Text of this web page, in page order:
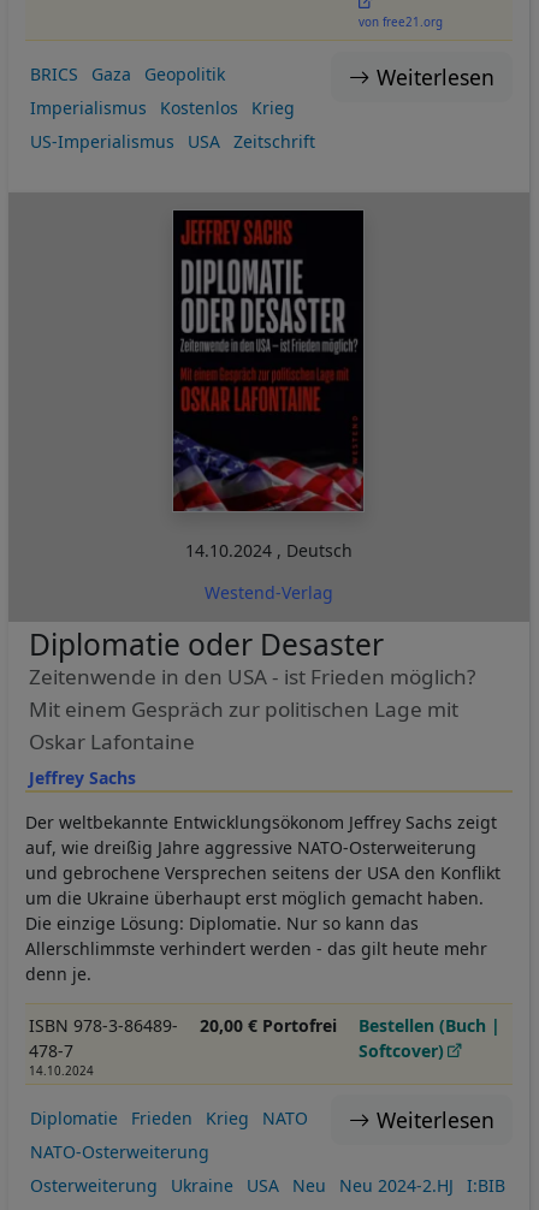
von free21.org
Weiterlesen
BRICS Gaza
Geopolitik
Imperialismus
Kostenlos
Krieg
US-Imperialismus
USA Zeitschrift
14.10.2024 , Deutsch
Westend-Verlag
Jeffrey Sachs
Diplomatie oder Desaster
Zeitenwende in den USA - ist Frieden möglich?
Mit einem Gespräch zur politischen Lage mit
Oskar Lafontaine
Der weltbekannte Entwicklungsökonom Jeffrey Sachs zeigt
auf, wie dreißig Jahre aggressive NATO-Osterweiterung
und gebrochene Versprechen seitens der USA den Konflikt
um die Ukraine überhaupt erst möglich gemacht haben.
Die einzige Lösung: Diplomatie. Nur so kann das
Allerschlimmste verhindert werden - das gilt heute mehr
denn je.
ISBN 978-3-86489-
478-7
14.10.2024
20,00 € Portofrei
Bestellen (Buch |
Softcover)
Weiterlesen
Diplomatie Frieden Krieg
NATO
NATO-Osterweiterung
Osterweiterung
Ukraine USA Neu Neu 2024-2.HJ
I:BIB